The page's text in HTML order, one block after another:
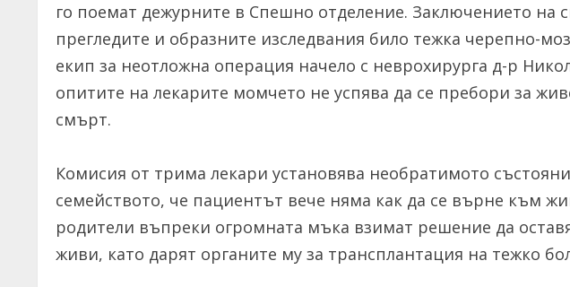
го поемат дежурните в Спешно отделение. Заключението на
прегледите и образните изследвания било тежка черепно-
екип за неотложна операция начело с неврохирурга д-р
опитите на лекарите момчето не успява да се пребори за
смърт.
Комисия от трима лекари установява необратимото
семейството, че пациентът вече няма как да се върне към
родители въпреки огромната мъка взимат решение да
живи, като дарят органите му за трансплантация на тежко